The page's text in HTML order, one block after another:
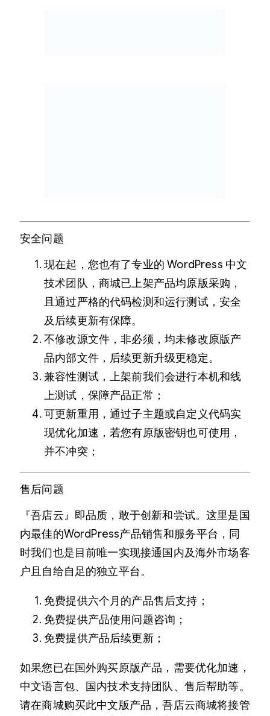
安全问题
现在起，您也有了专业的 WordPress 中文
技术团队，商城已上架产品均原版采购，
且通过严格的代码检测和运行测试，安全
及后续更新有保障。
不修改源文件，非必须，均未修改原版产
品内部文件，后续更新升级更稳定。
兼容性测试，上架前我们会进行本机和线
上测试，保障产品正常；
可更新重用，通过子主题或自定义代码实
现优化加速，若您有原版密钥也可使用，
并不冲突；
售后问题
『吾店云』即品质，敢于创新和尝试。这里是国
内最佳的WordPress产品销售和服务平台，同
时我们也是目前唯一实现接通国内及海外市场客
户且自给自足的独立平台。
免费提供六个月的产品售后支持；
免费提供产品使用问题咨询；
免费提供产品后续更新；
如果您已在国外购买原版产品，需要优化加速，
中文语言包、国内技术支持团队、售后帮助等。
请在商城购买此中文版产品，吾店云商城将接管